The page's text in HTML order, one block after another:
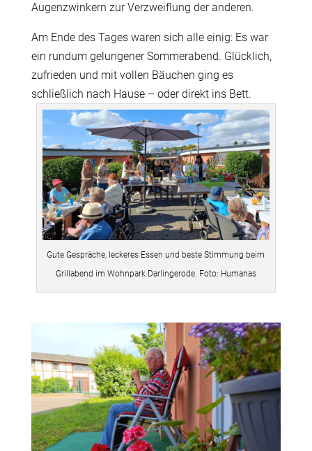
Augenzwinkern zur Verzweiflung der anderen.
Am Ende des Tages waren sich alle einig: Es war
ein rundum gelungener Sommerabend. Glücklich,
zufrieden und mit vollen Bäuchen ging es
schließlich nach Hause – oder direkt ins Bett.
Gute Gespräche, leckeres Essen und beste Stimmung beim
Grillabend im Wohnpark Darlingerode. Foto: Humanas